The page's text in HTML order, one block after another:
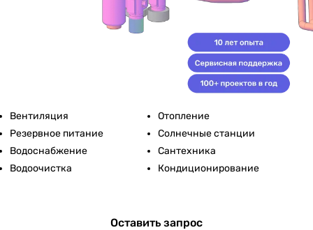
Вентиляция
Отопление
Резервное питание
Солнечные станции
Водоснабжение
Сантехника
Водоочистка
Кондиционирование
Оставить запрос